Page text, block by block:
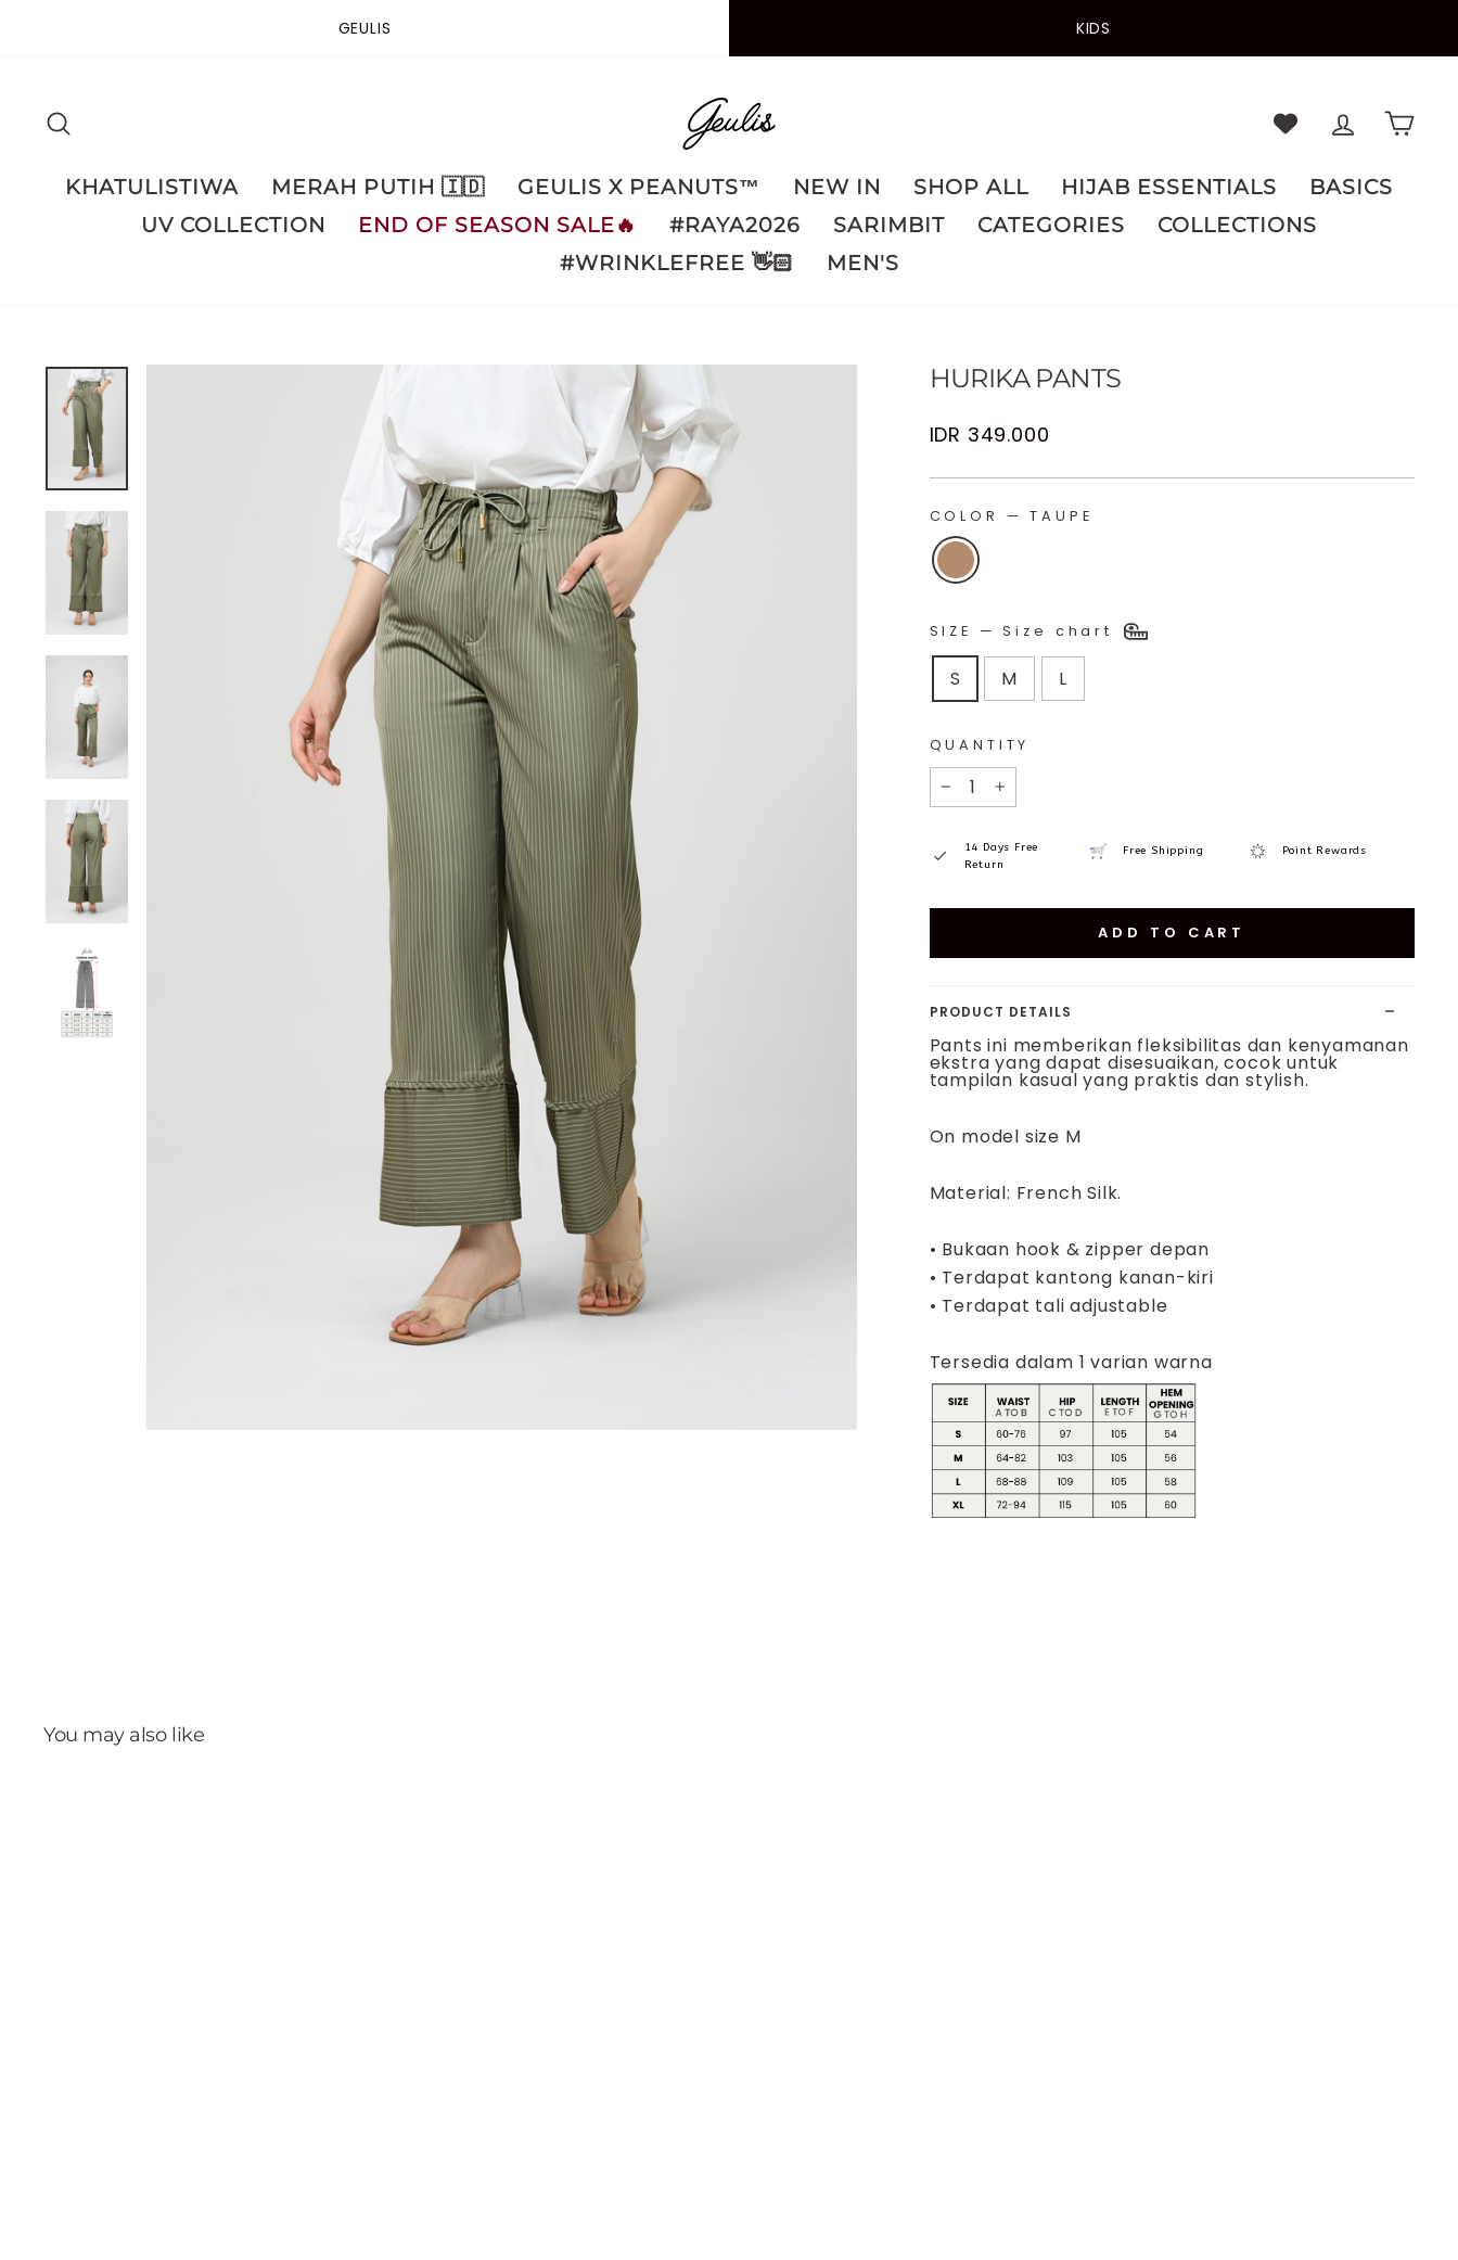
GEULIS KIDS
LOG IN
KHATULISTIWA MERAH PUTIH 🇮🇩 GEULIS X PEANUTS™️ NEW IN SHOP ALL HIJAB ESSENTIALS
BASICS
UV COLLECTION
END OF SEASON SALE🔥 #RAYA2026 SARIMBIT CATEGORIES
COLLECTIONS
#WRINKLEFREE 👋🏻
MEN'S
HURIKA PANTS
Regular
IDR 349.000
COLOR —TAUPE
SIZE —Size chart
S M L
QUANTITY
+
14 Days Free
Return
Free Shipping Point Rewards
ADD TO CART
PRODUCT DETAILS
Pants ini memberikan fleksibilitas dan kenyamanan
ekstra yang dapat disesuaikan, cocok untuk
tampilan kasual yang praktis dan stylish.
On model size M
Material: French Silk.
• Bukaan hook & zipper depan
• Terdapat kantong kanan-kiri
• Terdapat tali adjustable
Tersedia dalam 1 varian warna
You may also like